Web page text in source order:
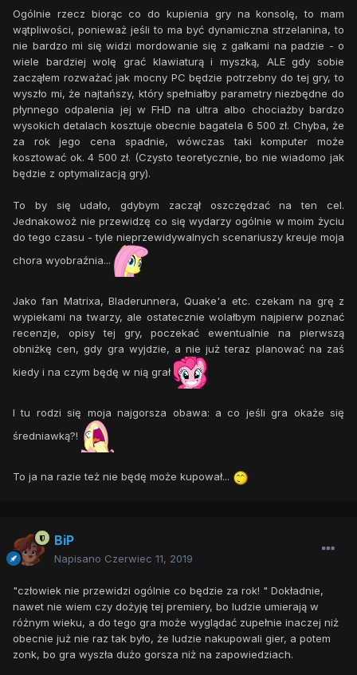
Ogólnie rzecz biorąc co do kupienia gry na konsolę, to mam
wątpliwości, ponieważ jeśli to ma być dynamiczna strzelanina, to
nie bardzo mi się widzi mordowanie się z gałkami na padzie - o
wiele bardziej wolę grać klawiaturą i myszką, ALE gdy sobie
zacząłem rozważać jak mocny PC będzie potrzebny do tej gry, to
wyszło mi, że najtańszy, który spełniałby parametry niezbędne do
płynnego odpalenia jej w FHD na ultra albo chociażby bardzo
wysokich detalach kosztuje obecnie bagatela 6 500 zł. Chyba, że
za rok jego cena spadnie, wówczas taki komputer może
kosztować ok. 4 500 zł. (Czysto teoretycznie, bo nie wiadomo jak
będzie z optymalizacją gry).
To by się udało, gdybym zaczął oszczędzać na ten cel.
Jednakowoż nie przewidzę co się wydarzy ogólnie w moim życiu
do tego czasu - tyle nieprzewidywalnych scenariuszy kreuje moja
chora wyobraźnia...
Jako fan Matrixa, Bladerunnera, Quake'a etc. czekam na grę z
wypiekami na twarzy, ale ostatecznie wolałbym najpierw poznać
recenzje, opisy tej gry, poczekać ewentualnie na pierwszą
obniżkę cen, gdy gra wyjdzie, a nie już teraz planować na zaś
kiedy i na czym będę w nią grał
I tu rodzi się moja najgorsza obawa: a co jeśli gra okaże się
średniawką?!
To ja na razie też nie będę może kupował...
BiP
Napisano Czerwiec 11, 2019
"człowiek nie przewidzi ogólnie co będzie za rok! " Dokładnie,
nawet nie wiem czy dożyję tej premiery, bo ludzie umierają w
różnym wieku, a do tego gra może wyglądać zupełnie inaczej niż
obecnie już nie raz tak było, że ludzie nakupowali gier, a potem
zonk, bo gra wyszła dużo gorsza niż na zapowiedziach.